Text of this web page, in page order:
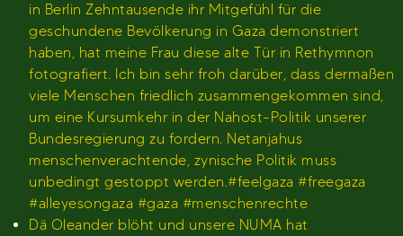
in Berlin Zehntausende ihr Mitgefühl für die
geschundene Bevölkerung in Gaza demonstriert
haben, hat meine Frau diese alte Tür in Rethymnon
fotografiert. Ich bin sehr froh darüber, dass dermaßen
viele Menschen friedlich zusammengekommen sind,
um eine Kursumkehr in der Nahost-Politik unserer
Bundesregierung zu fordern. Netanjahus
menschenverachtende, zynische Politik muss
unbedingt gestoppt werden.#feelgaza #freegaza
#alleyesongaza #gaza #menschenrechte
Dä Oleander blöht und unsere NUMA hat